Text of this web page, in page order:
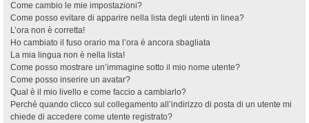
Come cambio le mie impostazioni?
Come posso evitare di apparire nella lista degli utenti in linea?
L’ora non è corretta!
Ho cambiato il fuso orario ma l’ora è ancora sbagliata
La mia lingua non è nella lista!
Come posso mostrare un’immagine sotto il mio nome utente?
Come posso inserire un avatar?
Qual è il mio livello e come faccio a cambiarlo?
Perché quando clicco sul collegamento all’indirizzo di posta di un utente mi
chiede di accedere come utente registrato?